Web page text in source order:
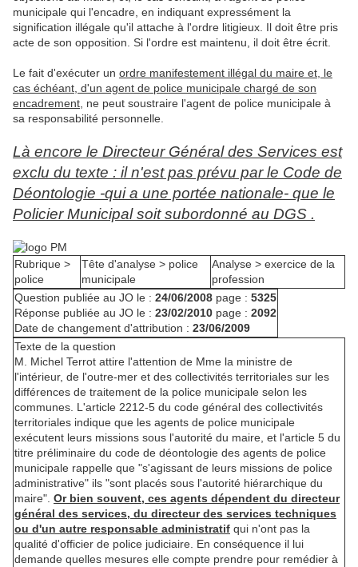
municipale qui l'encadre, en indiquant expressément la
signification illégale qu'il attache à l'ordre litigieux. Il doit être pris
acte de son opposition. Si l'ordre est maintenu, il doit être écrit.
Le fait d'exécuter un ordre manifestement illégal du maire et, le
cas échéant, d'un agent de police municipale chargé de son
encadrement , ne peut soustraire l'agent de police municipale à
sa responsabilité personnelle.
Là encore le Directeur Général des Services est
exclu du texte : il n'est pas prévu par le Code de
Déontologie -qui a une portée nationale- que le
Policier Municipal soit subordonné au DGS .
Rubrique >
police
Tête d'analyse > police
municipale
Analyse > exercice de la
profession
Question publiée au JO le : 24/06/2008 page : 5325
Réponse publiée au JO le : 23/02/2010 page : 2092
Date de changement d'attribution : 23/06/2009
Texte de la question
M. Michel Terrot attire l'attention de Mme la ministre de
l'intérieur, de l'outre-mer et des collectivités territoriales sur les
différences de traitement de la police municipale selon les
communes. L'article 2212-5 du code général des collectivités
territoriales indique que les agents de police municipale
exécutent leurs missions sous l'autorité du maire, et l'article 5 du
titre préliminaire du code de déontologie des agents de police
municipale rappelle que "s'agissant de leurs missions de police
administrative" ils "sont placés sous l'autorité hiérarchique du
maire". Or bien souvent, ces agents dépendent du directeur
général des services, du directeur des services techniques
ou d'un autre responsable administratif qui n'ont pas la
qualité d'officier de police judiciaire. En conséquence il lui
demande quelles mesures elle compte prendre pour remédier à